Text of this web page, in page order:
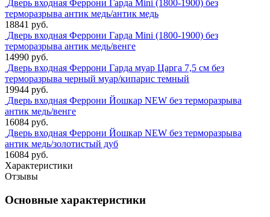
Дверь входная Феррони Гарда Mini (1800-1900) без
терморазрыва антик медь/антик медь
18841 руб.
Дверь входная Феррони Гарда Mini (1800-1900) без
терморазрыва антик медь/венге
14990 руб.
Дверь входная Феррони Гарда муар Царга 7,5 см без
терморазрыва черный муар/кипарис темный
19944 руб.
Дверь входная Феррони Йошкар NEW без терморазрыва
антик медь/венге
16084 руб.
Дверь входная Феррони Йошкар NEW без терморазрыва
антик медь/золотистый дуб
16084 руб.
Характеристики
Отзывы
Основные характеристики